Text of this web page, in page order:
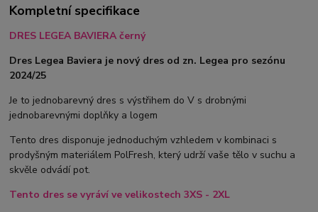
Kompletní specifikace
DRES LEGEA BAVIERA černý
Dres Legea Baviera je nový dres od zn. Legea pro sezónu
2024/25
Je to jednobarevný dres s výstřihem do V s drobnými
jednobarevnými doplňky a logem
Tento dres disponuje jednoduchým vzhledem v kombinaci s
prodyšným materiálem PolFresh, který udrží vaše tělo v suchu a
skvěle odvádí pot.
Tento dres se vyráví ve velikostech 3XS - 2XL